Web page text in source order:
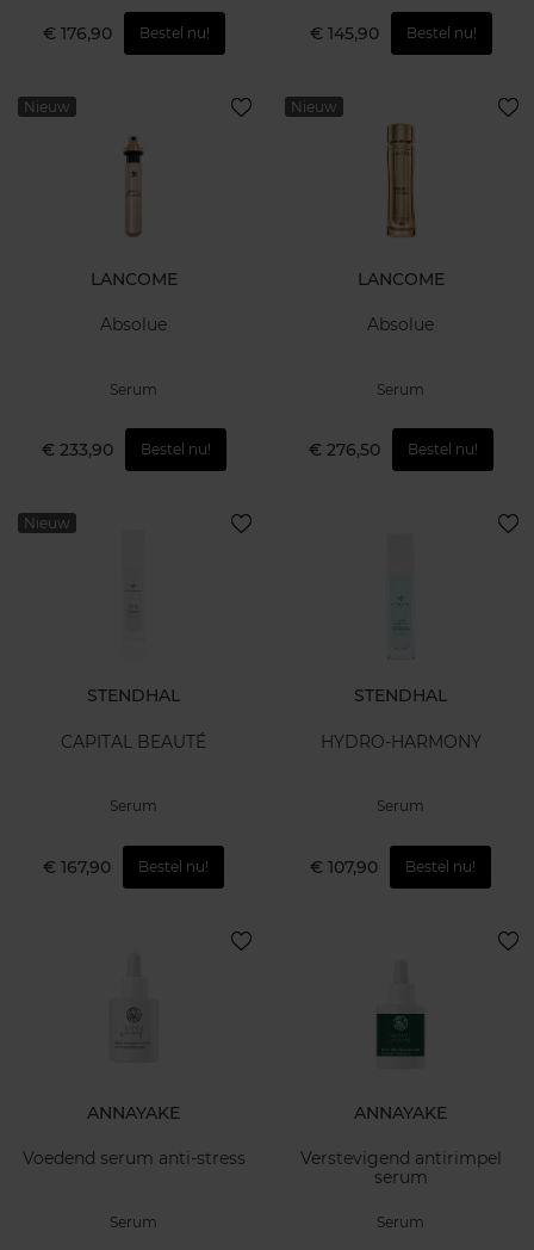
€ 176,90 Bestel nu! € 145,90 Bestel nu!
Nieuw
LANCOME
Absolue
Serum
€ 233,90 Bestel nu!
Nieuw
LANCOME
Absolue
Serum
€ 276,50 Bestel nu!
Nieuw
STENDHAL
CAPITAL BEAUTÉ
Serum
€ 167,90 Bestel nu!
STENDHAL
HYDRO-HARMONY
Serum
€ 107,90 Bestel nu!
ANNAYAKE
Voedend serum anti-stress
Serum
ANNAYAKE
Verstevigend antirimpel
serum
Serum